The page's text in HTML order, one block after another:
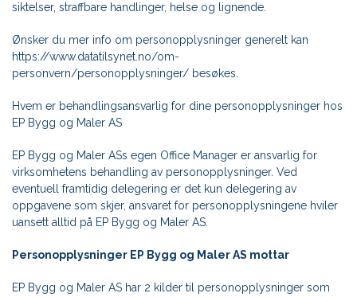
siktelser, straffbare handlinger, helse og lignende.
Ønsker du mer info om personopplysninger generelt kan
https://www.datatilsynet.no/om-
personvern/personopplysninger/ besøkes.
Hvem er behandlingsansvarlig for dine personopplysninger hos
EP Bygg og Maler AS
EP Bygg og Maler ASs egen Office Manager er ansvarlig for
virksomhetens behandling av personopplysninger. Ved
eventuell framtidig delegering er det kun delegering av
oppgavene som skjer, ansvaret for personopplysningene hviler
uansett alltid på EP Bygg og Maler AS.
Personopplysninger EP Bygg og Maler AS mottar
EP Bygg og Maler AS har 2 kilder til personopplysninger som